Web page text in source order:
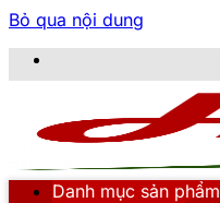
Bỏ qua nội dung
Danh mục sản phẩm